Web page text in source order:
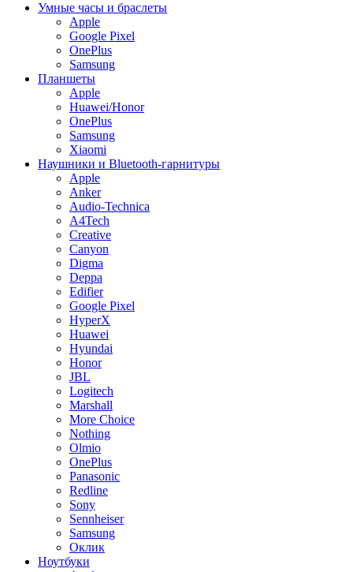
Умные часы и браслеты
Apple
Google Pixel
OnePlus
Samsung
Планшеты
Apple
Huawei/Honor
OnePlus
Samsung
Xiaomi
Наушники и Bluetooth-гарнитуры
Apple
Anker
Audio-Technica
A4Tech
Creative
Canyon
Digma
Deppa
Edifier
Google Pixel
HyperX
Huawei
Hyundai
Honor
JBL
Logitech
Marshall
More Choice
Nothing
Olmio
OnePlus
Panasonic
Redline
Sony
Sennheiser
Samsung
Оклик
Ноутбуки